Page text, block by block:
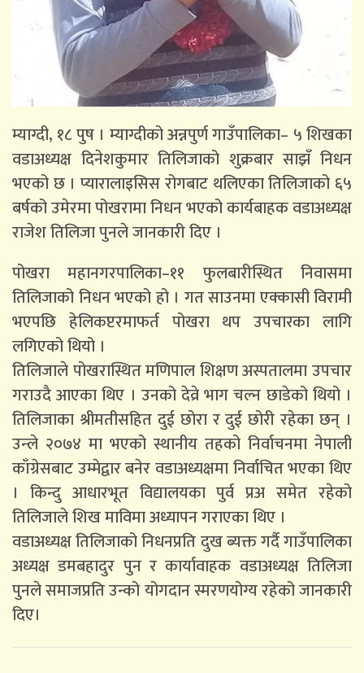
म्याग्दी, १८ पुष । म्याग्दीको अन्नपुर्ण गाउँपालिका– ५ शिखका
वडाअध्यक्ष दिनेशकुमार तिलिजाको शुक्रबार साझँ निधन
भएको छ । प्यारालाइसिस रोगबाट थलिएका तिलिजाको ६५
बर्षको उमेरमा पोखरामा निधन भएको कार्यबाहक वडाअध्यक्ष
राजेश तिलिजा पुनले जानकारी दिए ।
पोखरा महानगरपालिका–११ फुलबारीस्थित निवासमा
तिलिजाको निधन भएको हो । गत साउनमा एक्कासी विरामी
भएपछि हेलिकप्टरमाफर्त पोखरा थप उपचारका लागि
लगिएको थियो ।
तिलिजाले पोखरास्थित मणिपाल शिक्षण अस्पतालमा उपचार
गराउदै आएका थिए । उनको देव्रे भाग चल्न छाडेको थियो ।
तिलिजाका श्रीमतीसहित दुई छोरा र दुई छोरी रहेका छन् ।
उन्ले २०७४ मा भएको स्थानीय तहको निर्वाचनमा नेपाली
काँग्रेसबाट उम्मेद्वार बनेर वडाअध्यक्षमा निर्वाचित भएका थिए
। किन्दु आधारभूत विद्यालयका पुर्व प्रअ समेत रहेको
तिलिजाले शिख माविमा अध्यापन गराएका थिए ।
वडाअध्यक्ष तिलिजाको निधनप्रति दुख ब्यक्त गर्दै गाउँपालिका
अध्यक्ष डमबहादुर पुन र कार्यावाहक वडाअध्यक्ष तिलिजा
पुनले समाजप्रति उन्को योगदान स्मरणयोग्य रहेको जानकारी
दिए।